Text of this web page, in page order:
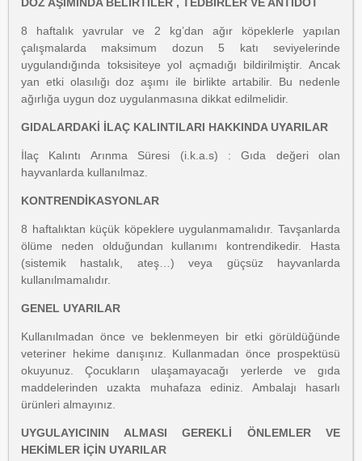
8 haftalık yavrular ve 2 kg’dan ağır köpeklerle yapılan
çalışmalarda maksimum dozun 5 katı seviyelerinde
uygulandığında toksisiteye yol açmadığı bildirilmiştir. Ancak
yan etki olasılığı doz aşımı ile birlikte artabilir. Bu nedenle
ağırlığa uygun doz uygulanmasına dikkat edilmelidir.
GIDALARDAKİ İLAÇ KALINTILARI HAKKINDA UYARILAR
İlaç Kalıntı Arınma Süresi (i.k.a.s) : Gıda değeri olan
hayvanlarda kullanılmaz.
KONTRENDİKASYONLAR
8 haftalıktan küçük köpeklere uygulanmamalıdır. Tavşanlarda
ölüme neden olduğundan kullanımı kontrendikedir. Hasta
(sistemik hastalık, ateş…) veya güçsüz hayvanlarda
kullanılmamalıdır.
GENEL UYARILAR
Kullanılmadan önce ve beklenmeyen bir etki görüldüğünde
veteriner hekime danışınız. Kullanmadan önce prospektüsü
okuyunuz. Çocukların ulaşamayacağı yerlerde ve gıda
maddelerinden uzakta muhafaza ediniz. Ambalajı hasarlı
ürünleri almayınız.
UYGULAYICININ ALMASI GEREKLİ ÖNLEMLER VE
HEKİMLER İÇİN UYARILAR